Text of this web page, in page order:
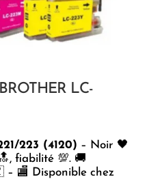
LC-
223 (4120) – Noir 🖤
fiabilité 💯. 🚚
🏬 Disponible chez